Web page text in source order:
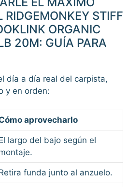
RIDGEMONKEY STIFF
ORGANIC
20M: GUÍA PARA
día a día real del carpista,
y en orden:
aprovecharlo
largo del bajo según el
funda junto al anzuelo.